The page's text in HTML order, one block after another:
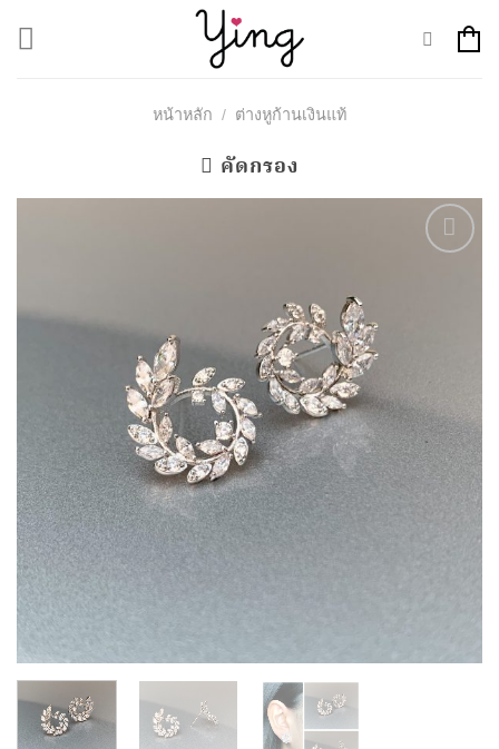
หน้าหลัก / ต่างหูก้านเงินแท้
คัดกรอง